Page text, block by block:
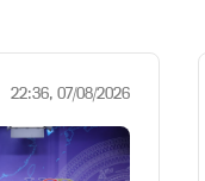
22:36, 07/08/2026